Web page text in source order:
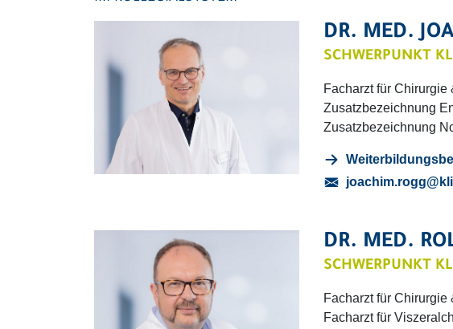
DR. MED.
SCHWERPUNKT
Facharzt für Chirurgie
Zusatzbezeichnung
Zusatzbezeichnung
joachim.rogg
DR. MED.
SCHWERPUNKT
Facharzt für Chirurgie
Facharzt für